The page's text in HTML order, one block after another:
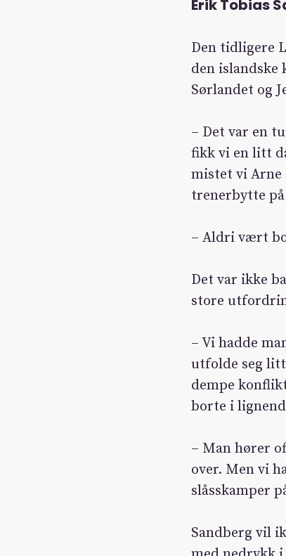
Erik Tobias
Den tidligere
den islandske
Sørlandet og
– Det var en
fikk vi en litt
mistet vi Arne
trenerbytte
– Aldri vært
Det var ikke
store
– Vi hadde
utfolde seg litt
dempe
borte i
– Man hører
over. Men vi
slåsskamper
Sandberg vil